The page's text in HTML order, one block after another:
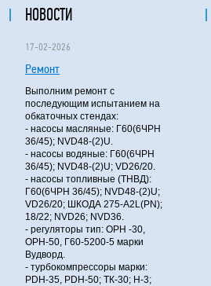
НОВОСТИ
17-02-2026
Ремонт
Выполним ремонт с
последующим испытанием на
обкаточных стендах:
- насосы масляные: Г60(6ЧРН
36/45); NVD48-(2)U.
- насосы водяные: Г60(6ЧРН
36/45); NVD48-(2)U; VD26/20.
- насосы топливные (ТНВД):
Г60(6ЧРН 36/45); NVD48-(2)U;
VD26/20; ШКОДА 275-A2L(PN);
18/22; NVD26; NVD36.
- регуляторы тип: ОРН -30,
ОРН-50, Г60-5200-5 марки
Вудворд.
- турбокомпрессоры марки:
PDH-35, PDH-50; ТК-30; Н-3;